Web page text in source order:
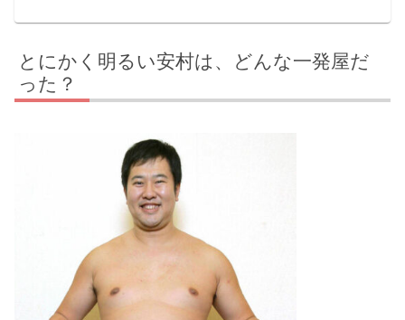
とにかく明るい安村は、どんな一発屋だ
った？